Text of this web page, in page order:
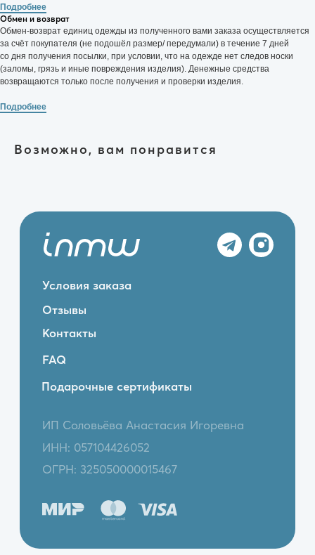
Подробнее
Обмен и возврат
Обмен-возврат единиц одежды из полученного вами заказа осуществляется
за счёт покупателя (не подошёл размер/ передумали) в течение 7 дней
со дня получения посылки, при условии, что на одежде нет следов носки
(заломы, грязь и иные повреждения изделия). Денежные средства
возвращаются только после получения и проверки изделия.
Подробнее
Возможно, вам понравится
Политика конфиденциальности
Made with Goodness